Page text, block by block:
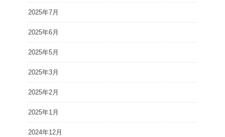
2025年7月
2025年6月
2025年5月
2025年3月
2025年2月
2025年1月
2024年12月